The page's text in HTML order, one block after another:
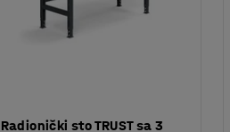
Radionički sto TRUST sa 3